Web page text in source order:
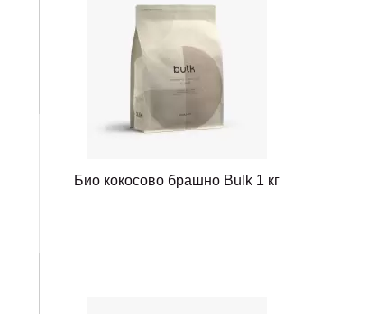
Био кокосово брашно Bulk 1 кг